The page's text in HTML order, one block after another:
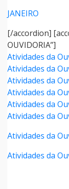
JANEIRO
[/accordion]
OUVIDORIA”]
Atividades da
Atividades da
Atividades da
Atividades da
Atividades da
Atividades da
Atividades da
Atividades da